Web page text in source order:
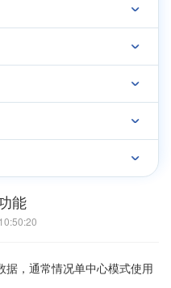
能
据，通常情况单中心模式使用